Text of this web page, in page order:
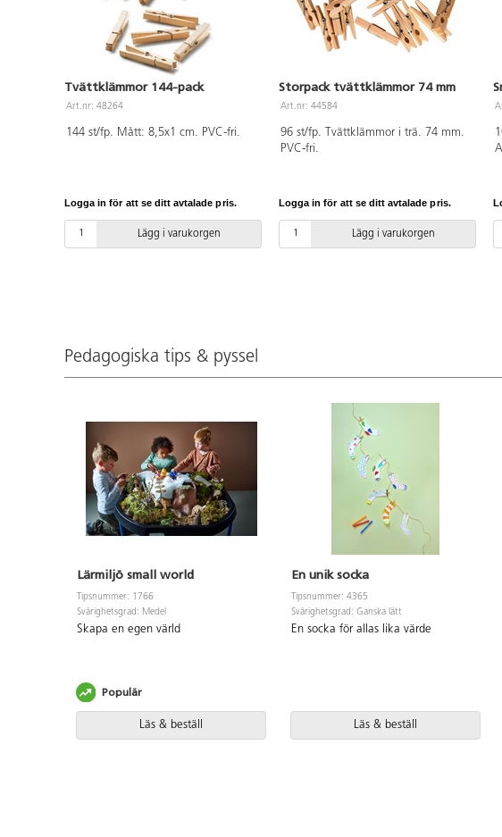
Tvättklämmor 144-pack
Art.nr: 48264
144 st/fp. Mått: 8,5x1 cm. PVC-fri.
Logga in för att se ditt avtalade pris.
Lägg i varukorgen
Storpack tvättklämmor 74 mm
Art.nr: 44584
96 st/fp. Tvättklämmor i trä. 74 mm.
PVC-fri.
Logga in för att se ditt avtalade pris.
Lägg i varukorgen
Pedagogiska tips & pyssel
Lärmiljö small world
Tipsnummer: 1766
Svårighetsgrad: Medel
Skapa en egen värld
Läs & beställ
Populär
En unik socka
Tipsnummer: 4365
Svårighetsgrad: Ganska lätt
En socka för allas lika värde
Läs & beställ